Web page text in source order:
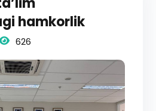
hamkorlik
626